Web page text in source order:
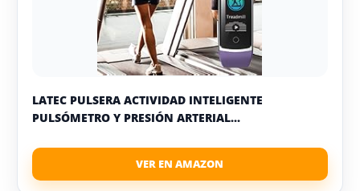
LATEC PULSERA ACTIVIDAD INTELIGENTE
PULSÓMETRO Y PRESIÓN ARTERIAL...